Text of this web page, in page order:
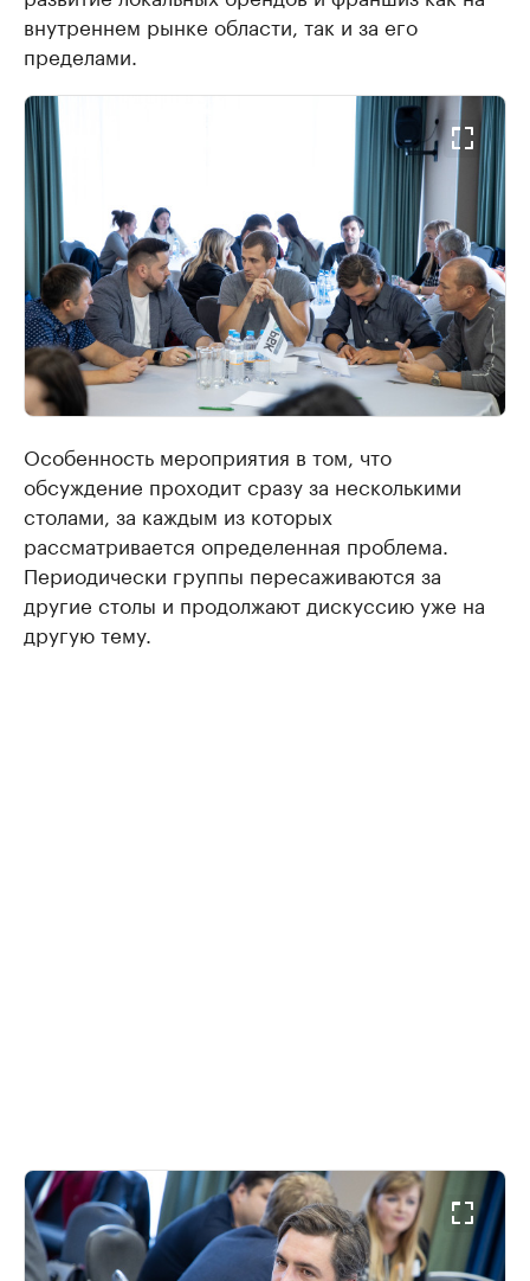
внутреннем рынке области, так и за его
пределами.
Особенность мероприятия в том, что
обсуждение проходит сразу за несколькими
столами, за каждым из которых
рассматривается определенная проблема.
Периодически группы пересаживаются за
другие столы и продолжают дискуссию уже на
другую тему.